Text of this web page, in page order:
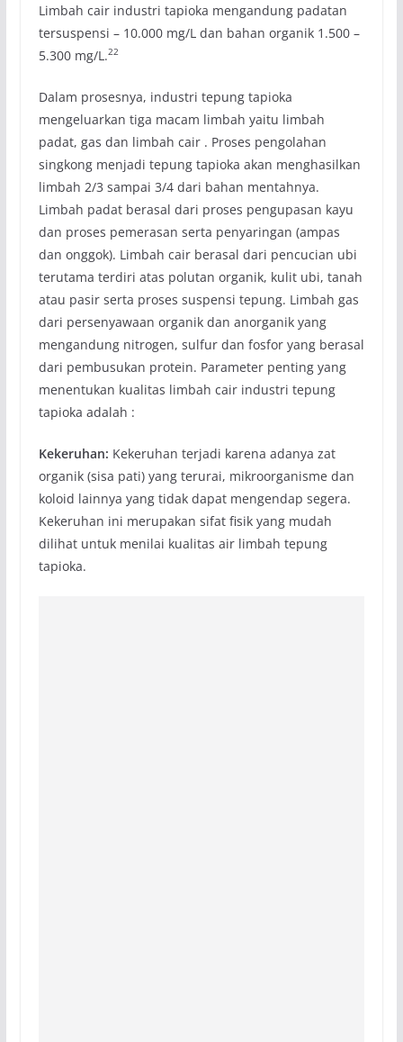
Limbah cair industri tapioka mengandung padatan
tersuspensi – 10.000 mg/L dan bahan organik 1.500 –
5.300 mg/L.22
Dalam prosesnya, industri tepung tapioka
mengeluarkan tiga macam limbah yaitu limbah
padat, gas dan limbah cair . Proses pengolahan
singkong menjadi tepung tapioka akan menghasilkan
limbah 2/3 sampai 3/4 dari bahan mentahnya.
Limbah padat berasal dari proses pengupasan kayu
dan proses pemerasan serta penyaringan (ampas
dan onggok). Limbah cair berasal dari pencucian ubi
terutama terdiri atas polutan organik, kulit ubi, tanah
atau pasir serta proses suspensi tepung. Limbah gas
dari persenyawaan organik dan anorganik yang
mengandung nitrogen, sulfur dan fosfor yang berasal
dari pembusukan protein. Parameter penting yang
menentukan kualitas limbah cair industri tepung
tapioka adalah :
Kekeruhan: Kekeruhan terjadi karena adanya zat
organik (sisa pati) yang terurai, mikroorganisme dan
koloid lainnya yang tidak dapat mengendap segera.
Kekeruhan ini merupakan sifat fisik yang mudah
dilihat untuk menilai kualitas air limbah tepung
tapioka.